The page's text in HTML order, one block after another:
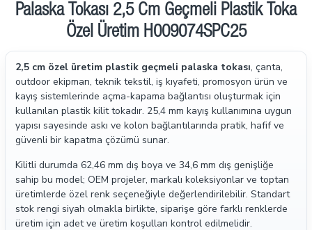
Palaska Tokası 2,5 Cm Geçmeli Plastik Toka
Özel Üretim H009074SPC25
2,5 cm özel üretim plastik geçmeli palaska tokası, çanta,
outdoor ekipman, teknik tekstil, iş kıyafeti, promosyon ürün ve
kayış sistemlerinde açma-kapama bağlantısı oluşturmak için
kullanılan plastik kilit tokadır. 25,4 mm kayış kullanımına uygun
yapısı sayesinde askı ve kolon bağlantılarında pratik, hafif ve
güvenli bir kapatma çözümü sunar.
Kilitli durumda 62,46 mm dış boya ve 34,6 mm dış genişliğe
sahip bu model; OEM projeler, markalı koleksiyonlar ve toptan
üretimlerde özel renk seçeneğiyle değerlendirilebilir. Standart
stok rengi siyah olmakla birlikte, siparişe göre farklı renklerde
üretim için adet ve üretim koşulları kontrol edilmelidir.